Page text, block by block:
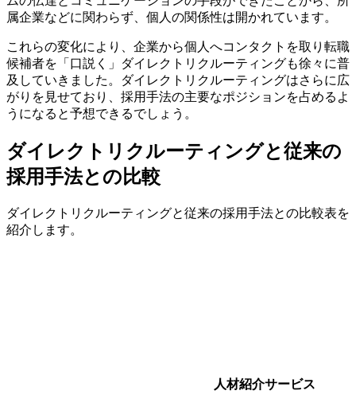
属企業などに関わらず、個人の関係性は開かれています。
これらの変化により、企業から個人へコンタクトを取り転職
候補者を「口説く」ダイレクトリクルーティングも徐々に普
及していきました。ダイレクトリクルーティングはさらに広
がりを見せており、採用手法の主要なポジションを占めるよ
うになると予想できるでしょう。
ダイレクトリクルーティングと従来の
採用手法との比較
ダイレクトリクルーティングと従来の採用手法との比較表を
紹介します。
人材紹介サービス